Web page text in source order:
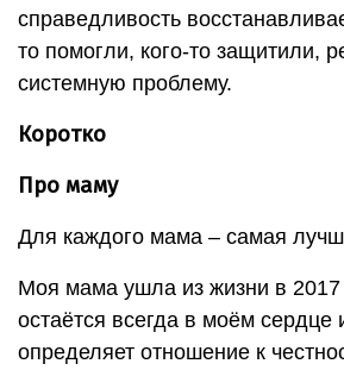
справедливость
то помогли, кого-то защитили,
системную проблему.
Коротко
Про маму
Для каждого мама – самая
Моя мама ушла из жизни в 2017
остаётся всегда в моём сердце
определяет отношение к